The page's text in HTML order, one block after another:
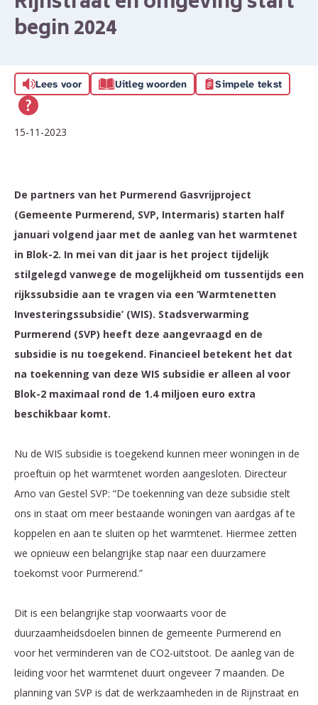
begin 2024
Lees voor Uitleg woorden Simpele tekst
15-11-2023
De partners van het Purmerend Gasvrijproject
(Gemeente Purmerend, SVP, Intermaris) starten half
januari volgend jaar met de aanleg van het warmtenet
in Blok-2. In mei van dit jaar is het project tijdelijk
stilgelegd vanwege de mogelijkheid om tussentijds een
rijkssubsidie aan te vragen via een ‘Warmtenetten
Investeringssubsidie’ (WIS). Stadsverwarming
Purmerend (SVP) heeft deze aangevraagd en de
subsidie is nu toegekend. Financieel betekent het dat
na toekenning van deze WIS subsidie er alleen al voor
Blok-2 maximaal rond de 1.4 miljoen euro extra
beschikbaar komt.
Nu de WIS subsidie is toegekend kunnen meer woningen in de
proeftuin op het warmtenet worden aangesloten. Directeur
Arno van Gestel SVP: “De toekenning van deze subsidie stelt
ons in staat om meer bestaande woningen van aardgas af te
koppelen en aan te sluiten op het warmtenet. Hiermee zetten
we opnieuw een belangrijke stap naar een duurzamere
toekomst voor Purmerend.”
Dit is een belangrijke stap voorwaarts voor de
duurzaamheidsdoelen binnen de gemeente Purmerend en
voor het verminderen van de CO2-uitstoot. De aanleg van de
leiding voor het warmtenet duurt ongeveer 7 maanden. De
planning van SVP is dat de werkzaamheden in de Rijnstraat en